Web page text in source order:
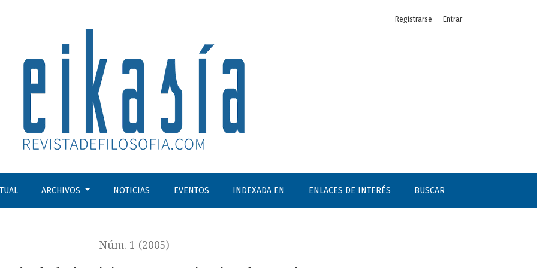
Registrarse Entrar
ARCHIVOS NOTICIAS EVENTOS INDEXADA EN ENLACES DE INTERÉS BUSCAR
Núm. 1 (2005)